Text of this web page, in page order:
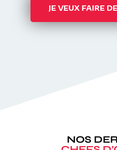
JE VEUX FAIRE
NOS